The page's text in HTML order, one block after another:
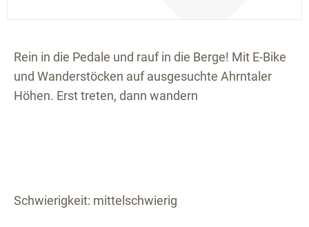
Rein in die Pedale und rauf in die Berge! Mit E-Bike
und Wanderstöcken auf ausgesuchte Ahrntaler
Höhen. Erst treten, dann wandern
Schwierigkeit: mittelschwierig